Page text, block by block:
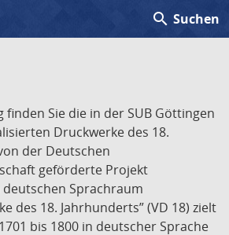
search Suchen
finden Sie die in der SUB Göttingen
Druckwerke des 18.
der Deutschen
geförderte Projekt
deutschen Sprachraum
des 18. Jahrhunderts” (VD 18) zielt
bis 1800 in deutscher Sprache